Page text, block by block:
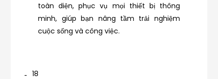
toàn diện, phục vụ mọi thiết bị thông
minh, giúp bạn nâng tầm trải nghiệm
cuộc sống và công việc.
18